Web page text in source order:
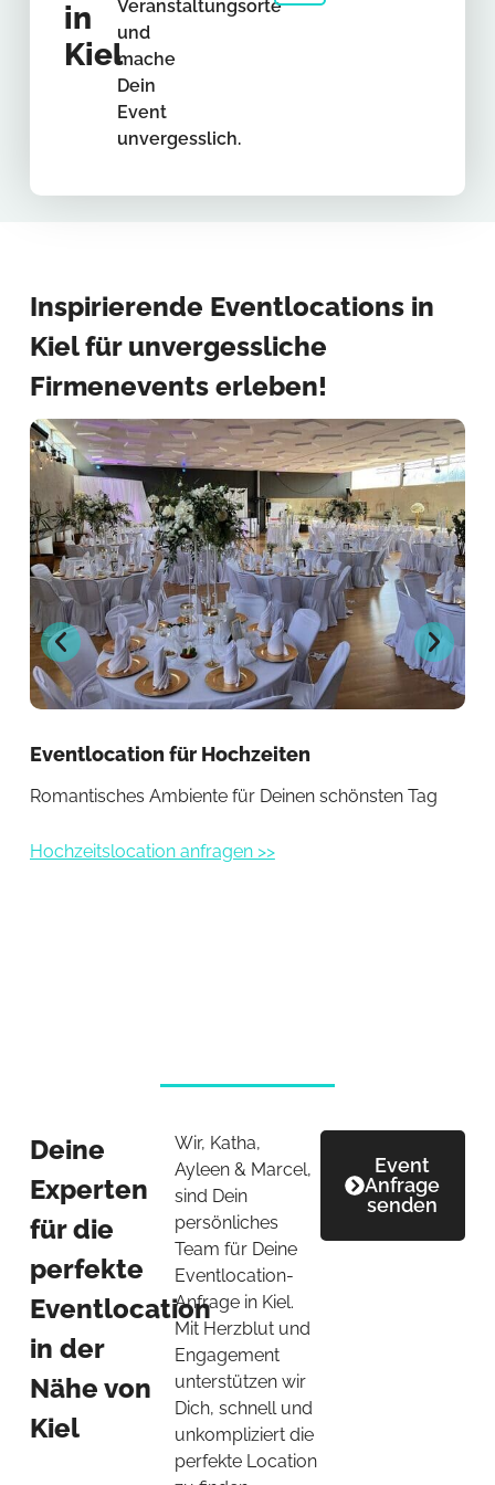
in
Kiel
Veranstaltungsorte
und
mache
Dein
Event
unvergesslich.
Inspirierende Eventlocations in
Kiel für unvergessliche
Firmenevents erleben!
Eventlocation für Hochzeiten
Romantisches Ambiente für Deinen schönsten Tag
Hochzeitslocation anfragen >>
Deine
Experten
für die
perfekte
Eventlocation
in der
Nähe von
Kiel
Wir, Katha,
Ayleen & Marcel,
sind Dein
persönliches
Team für Deine
Eventlocation-
Anfrage in Kiel.
Mit Herzblut und
Engagement
unterstützen wir
Dich, schnell und
unkompliziert die
perfekte Location
Event
Anfrage
senden